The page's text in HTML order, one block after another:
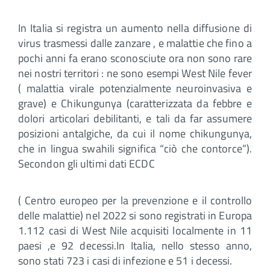
In Italia si registra un aumento nella diffusione di
virus trasmessi dalle zanzare , e malattie che fino a
pochi anni fa erano sconosciute ora non sono rare
nei nostri territori : ne sono esempi West Nile fever
( malattia virale potenzialmente neuroinvasiva e
grave) e Chikungunya (caratterizzata da febbre e
dolori articolari debilitanti, e tali da far assumere
posizioni antalgiche, da cui il nome chikungunya,
che in lingua swahili significa “ciò che contorce”).
Secondon gli ultimi dati ECDC
( Centro europeo per la prevenzione e il controllo
delle malattie) nel 2022 si sono registrati in Europa
1.112 casi di West Nile acquisiti localmente in 11
paesi ,e 92 decessi.In Italia, nello stesso anno,
sono stati 723 i casi di infezione e 51 i decessi.